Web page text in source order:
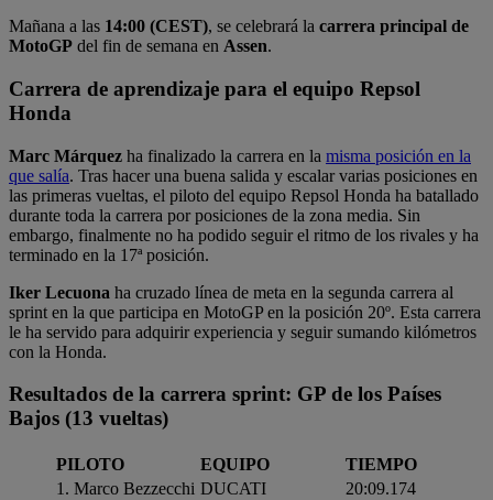
Mañana a las 14:00 (CEST), se celebrará la carrera principal de
MotoGP del fin de semana en Assen.
Carrera de aprendizaje para el equipo Repsol
Honda
Marc Márquez ha finalizado la carrera en la misma posición en la
que salía. Tras hacer una buena salida y escalar varias posiciones en
las primeras vueltas, el piloto del equipo Repsol Honda ha batallado
durante toda la carrera por posiciones de la zona media. Sin
embargo, finalmente no ha podido seguir el ritmo de los rivales y ha
terminado en la 17ª posición.
Iker Lecuona ha cruzado línea de meta en la segunda carrera al
sprint en la que participa en MotoGP en la posición 20º. Esta carrera
le ha servido para adquirir experiencia y seguir sumando kilómetros
con la Honda.
Resultados de la carrera sprint: GP de los Países
Bajos (13 vueltas)
PILOTO EQUIPO
TIEMPO
1. Marco Bezzecchi DUCATI
20:09.174